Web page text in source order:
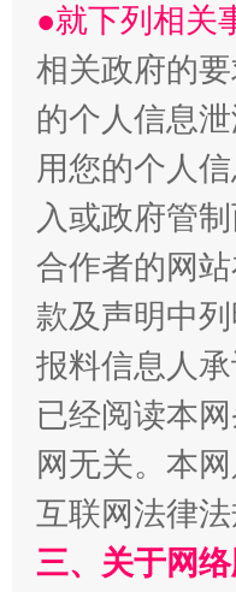
“刷贴”乱象
揭批美国五大
●就下列相关
相关政府的
的个人信息泄
用您的个人
入或政府管
合作者的网站
款及声明中
报料信息人
已经阅读本
网无关。本
互联网法律
三、关于网